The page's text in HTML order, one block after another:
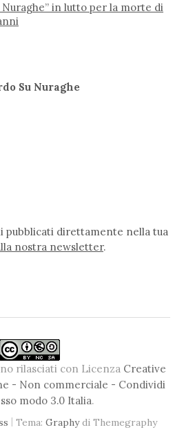
Nuraghe” in lutto per la morte di
Su Nuraghe
pubblicati direttamente nella tua
nostra newsletter.
rilasciati con Licenza Creative
- Non commerciale - Condividi
modo 3.0 Italia.
| Tema: Graphydi Themegraphy